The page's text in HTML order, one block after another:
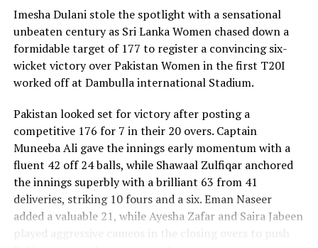
Imesha Dulani stole the spotlight with a sensational
unbeaten century as Sri Lanka Women chased down a
formidable target of 177 to register a convincing six-
wicket victory over Pakistan Women in the first T20I
worked off at Dambulla international Stadium.
Pakistan looked set for victory after posting a
competitive 176 for 7 in their 20 overs. Captain
Muneeba Ali gave the innings early momentum with a
fluent 42 off 24 balls, while Shawaal Zulfiqar anchored
the innings superbly with a brilliant 63 from 41
deliveries, striking 10 fours and a six. Eman Naseer
added a valuable 21, while Ayesha Zafar and Saira Jabeen
played aggressive cameos in the closing overs to push